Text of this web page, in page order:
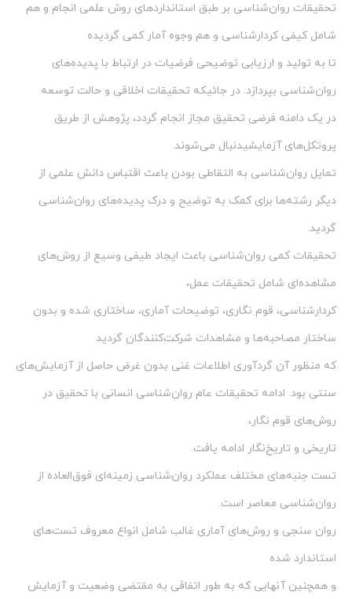
تحقیقات روان‌شناسی بر طبق استانداردهای روش علمی انجام و هم
شامل کیفی کردارشناسی و هم وجوه آمار کمی گردیده
تا به تولید و ارزیابی توضیحی فرضیات در ارتباط با پدیده‌های
روان‌شناسی بپردازد. در جائیکه تحقیقات اخلاقی و حالت توسعه
در یک دامنه فرضی تحقیق مجاز انجام گردد، پژوهش از طریق
پروتکل‌های آزمایشیدنبال می‌شوند.
تمایل روان‌شناسی به التقاطی بودن باعث اقتباس دانش علمی از
دیگر رشته‌ها برای کمک به توضیح و درک پدیده‌های روان‌شناسی
گردید.
تحقیقات کمی روان‌شناسی باعث ایجاد طیفی وسیع از روش‌های
مشاهده‌ای شامل تحقیقات عمل،
کردارشناسی، قوم نگاری، توضیحات آماری، ساختاری شده و بدون
ساختار مصاحبه‌ها و مشاهدات شرکت‌کنندگان گردید
که منظور آن گردآوری اطلاعات غنی بدون غرض حاصل از آزمایش‌های
سنتی بود. ادامه تحقیقات عام روان‌شناسی انسانی با تحقیق در
روش‌های قوم نگار،
تاریخی و تاریخ‌نگار ادامه یافت.
تست جنبه‌های مختلف عملکرد روان‌شناسی زمینه‌ای فوق‌العاده از
روان‌شناسی معاصر است.
روان سنجی و روش‌های آماری غالب شامل انواع معروف تست‌های
استاندارد شده
و همچنین آنهایی که به طور اتفاقی به مقتضی وضعیت و آزمایش